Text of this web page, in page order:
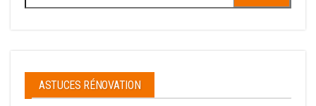
ASTUCES RÉNOVATION